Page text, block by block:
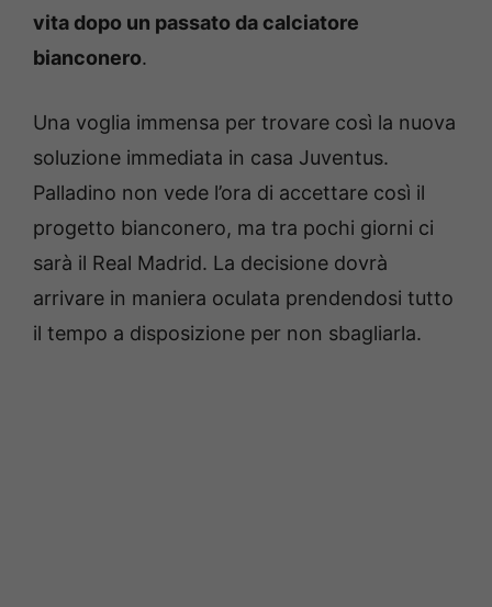
vita dopo un passato da calciatore
bianconero.
Una voglia immensa per trovare così la nuova
soluzione immediata in casa Juventus.
Palladino non vede l’ora di accettare così il
progetto bianconero, ma tra pochi giorni ci
sarà il Real Madrid. La decisione dovrà
arrivare in maniera oculata prendendosi tutto
il tempo a disposizione per non sbagliarla.